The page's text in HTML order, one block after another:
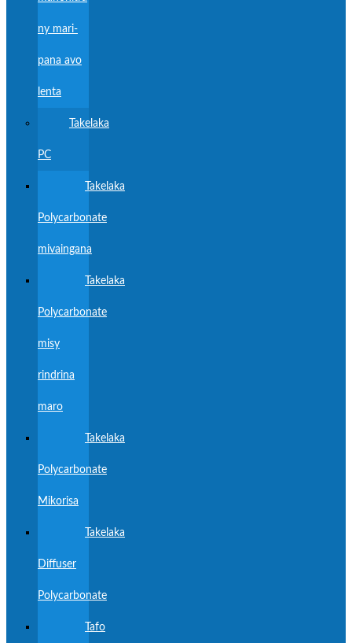
ny mari-
pana avo
lenta
Takelaka
PC
Takelaka
Polycarbonate
mivaingana
Takelaka
Polycarbonate
misy
rindrina
maro
Takelaka
Polycarbonate
Mikorisa
Takelaka
Diffuser
Polycarbonate
Tafo